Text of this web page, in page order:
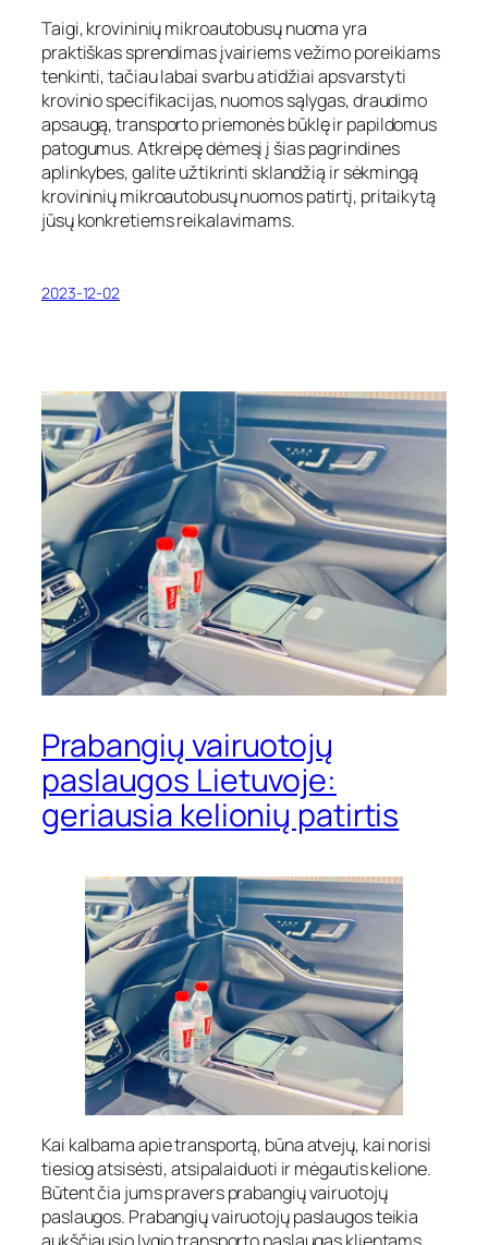
Taigi, krovininių mikroautobusų nuoma yra
praktiškas sprendimas įvairiems vežimo poreikiams
tenkinti, tačiau labai svarbu atidžiai apsvarstyti
krovinio specifikacijas, nuomos sąlygas, draudimo
apsaugą, transporto priemonės būklę ir papildomus
patogumus. Atkreipę dėmesį į šias pagrindines
aplinkybes, galite užtikrinti sklandžią ir sėkmingą
krovininių mikroautobusų nuomos patirtį, pritaikytą
jūsų konkretiems reikalavimams.
2023-12-02
Prabangių vairuotojų
paslaugos Lietuvoje:
geriausia kelionių patirtis
Kai kalbama apie transportą, būna atvejų, kai norisi
tiesiog atsisėsti, atsipalaiduoti ir mėgautis kelione.
Būtent čia jums pravers prabangių vairuotojų
paslaugos. Prabangių vairuotojų paslaugos teikia